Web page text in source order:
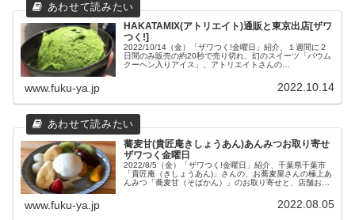
HAKATAMIX(アトリエイト)通販と東京出店[ザワ
つく!]
2022/10/14（金）「ザワつく!金曜日」紹介、１週間に２
日間のみ販売の約20秒で売り切れ、幻のスイーツ「バウム
クーヘン入りアイス」、アトリエイトさんの
クーヘン博覧会2022秋・東武百貨店 池袋店」についてま
www.fuku-ya.jp 2022.10.14
蕎麦甘(貴匠庵きしょうあん)あんみつお取り寄せ
ザワつく金曜日
2022/8/5（金）「ザワつく!金曜日」紹介、千葉県千葉市
「貴匠庵（きしょうあん)」さんの、お蕎麦屋さんの極上あ
んみつ「蕎麦甘（そばかん）」のお取り寄せと、店舗おす
www.fuku-ya.jp 2022.08.05